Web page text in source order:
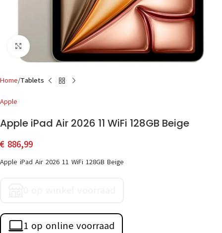
Click to enlarge
Home Tablets
Apple
Apple iPad Air 2026 11 WiFi 128GB Beige
€ 886,99
Apple iPad Air 2026 11 WiFi 128GB Beige
1 op online voorraad